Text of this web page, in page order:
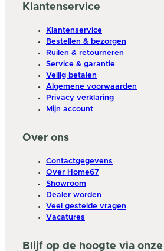
Klantenservice
Klantenservice
Bestellen & bezorgen
Ruilen & retourneren
Service & garantie
Veilig betalen
Algemene voorwaarden
Privacy verklaring
Mijn account
Over ons
Contactgegevens
Over Home67
Showroom
Dealer worden
Veel gestelde vragen
Vacatures
Blijf op de hoogte via